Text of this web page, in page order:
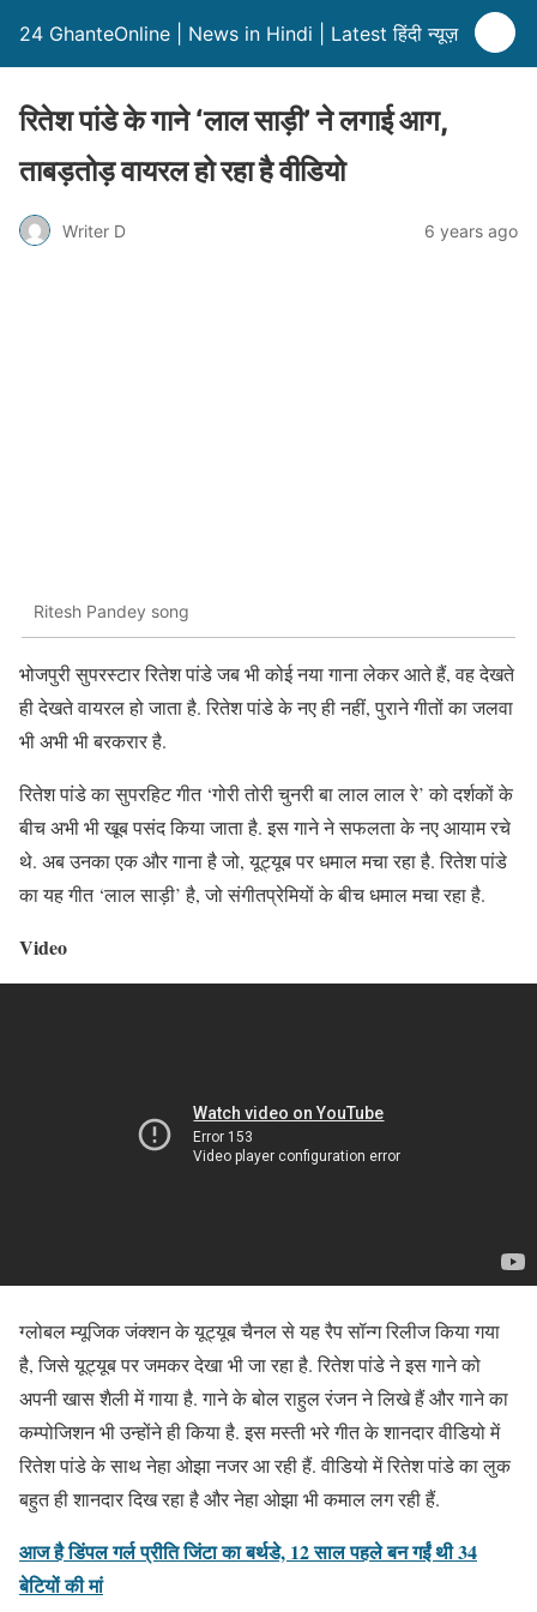
24 GhanteOnline | News in Hindi | Latest हिंदी न्यूज़
रितेश पांडे के गाने ‘लाल साड़ी’ ने लगाई आग,
ताबड़तोड़ वायरल हो रहा है वीडियो
Writer D 6 years ago
Ritesh Pandey song
भोजपुरी सुपरस्टार रितेश पांडे जब भी कोई नया गाना लेकर आते हैं, वह देखते
ही देखते वायरल हो जाता है. रितेश पांडे के नए ही नहीं, पुराने गीतों का जलवा
भी अभी भी बरकरार है.
रितेश पांडे का सुपरहिट गीत ‘गोरी तोरी चुनरी बा लाल लाल रे’ को दर्शकों के
बीच अभी भी खूब पसंद किया जाता है. इस गाने ने सफलता के नए आयाम रचे
थे. अब उनका एक और गाना है जो, यूट्यूब पर धमाल मचा रहा है. रितेश पांडे
का यह गीत ‘लाल साड़ी’ है, जो संगीतप्रेमियों के बीच धमाल मचा रहा है.
Video
ग्लोबल म्यूजिक जंक्शन के यूट्यूब चैनल से यह रैप सॉन्ग रिलीज किया गया
है, जिसे यूट्यूब पर जमकर देखा भी जा रहा है. रितेश पांडे ने इस गाने को
अपनी खास शैली में गाया है. गाने के बोल राहुल रंजन ने लिखे हैं और गाने का
कम्पोजिशन भी उन्होंने ही किया है. इस मस्ती भरे गीत के शानदार वीडियो में
रितेश पांडे के साथ नेहा ओझा नजर आ रही हैं. वीडियो में रितेश पांडे का लुक
बहुत ही शानदार दिख रहा है और नेहा ओझा भी कमाल लग रही हैं.
आज है डिंपल गर्ल प्रीति जिंटा का बर्थडे, 12 साल पहले बन गईं थी 34
बेटियों की मां